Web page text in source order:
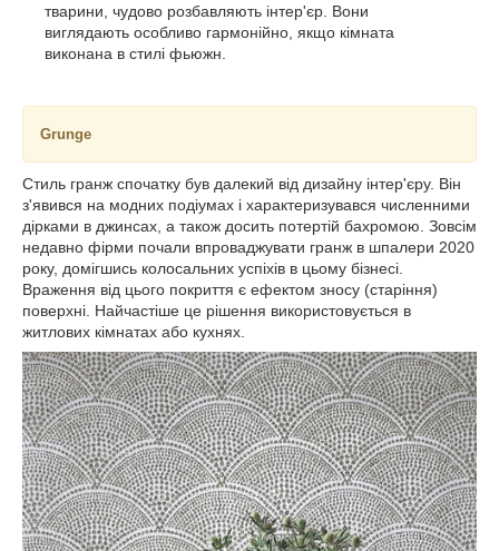
тварини, чудово розбавляють інтер'єр. Вони
виглядають особливо гармонійно, якщо кімната
виконана в стилі фьюжн.
Grunge
Стиль гранж спочатку був далекий від дизайну інтер'єру. Він
з'явився на модних подіумах і характеризувався численними
дірками в джинсах, а також досить потертій бахромою. Зовсім
недавно фірми почали впроваджувати гранж в шпалери 2020
року, домігшись колосальних успіхів в цьому бізнесі.
Враження від цього покриття є ефектом зносу (старіння)
поверхні. Найчастіше це рішення використовується в
житлових кімнатах або кухнях.